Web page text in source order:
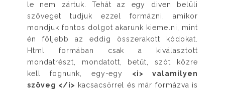
le nem zártuk. Tehát az egy diven belüli
szöveget tudjuk ezzel formázni, amikor
mondjuk fontos dolgot akarunk kiemelni, mint
én följebb az eddig összerakott kódokat.
Html formában csak a kiválasztott
mondatrészt, mondatott, betűt, szót közre
kell fognunk, egy-egy <i> valamilyen
szöveg </i> kacsacsőrrel és már formázva is